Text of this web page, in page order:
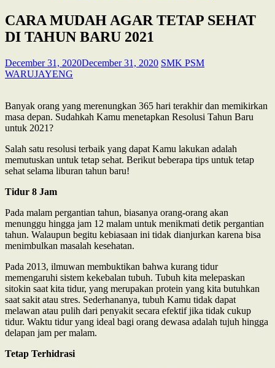
CARA MUDAH AGAR TETAP SEHAT
DI TAHUN BARU 2021
December 31, 2020December 31, 2020 SMK PSM
WARUJAYENG
Banyak orang yang merenungkan 365 hari terakhir dan memikirkan
masa depan. Sudahkah Kamu menetapkan Resolusi Tahun Baru
untuk 2021?
Salah satu resolusi terbaik yang dapat Kamu lakukan adalah
memutuskan untuk tetap sehat. Berikut beberapa tips untuk tetap
sehat selama liburan tahun baru!
Tidur 8 Jam
Pada malam pergantian tahun, biasanya orang-orang akan
menunggu hingga jam 12 malam untuk menikmati detik pergantian
tahun. Walaupun begitu kebiasaan ini tidak dianjurkan karena bisa
menimbulkan masalah kesehatan.
Pada 2013, ilmuwan membuktikan bahwa kurang tidur
memengaruhi sistem kekebalan tubuh. Tubuh kita melepaskan
sitokin saat kita tidur, yang merupakan protein yang kita butuhkan
saat sakit atau stres. Sederhananya, tubuh Kamu tidak dapat
melawan atau pulih dari penyakit secara efektif jika tidak cukup
tidur. Waktu tidur yang ideal bagi orang dewasa adalah tujuh hingga
delapan jam per malam.
Tetap Terhidrasi